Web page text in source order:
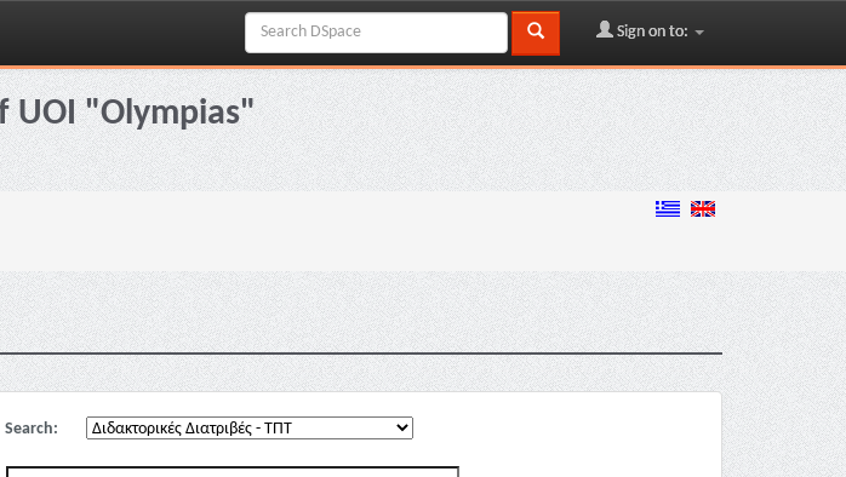
Sign on to:
UOI "Olympias"
Search: